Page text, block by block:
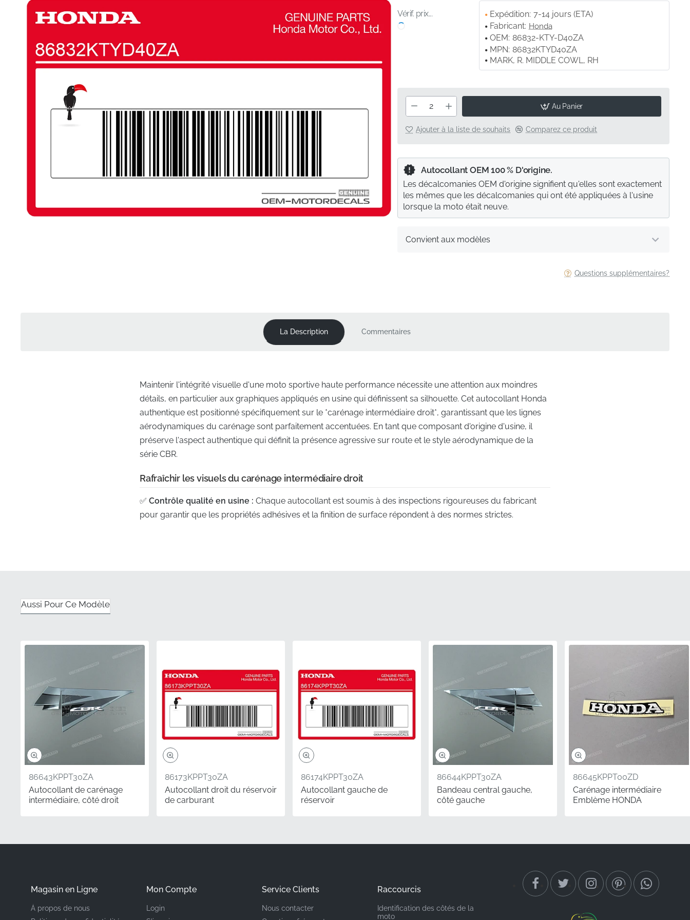
Vérif. prix... Expédition: 7-14 jours (ETA)
Fabricant: Honda
OEM: 86832-KTY-D40ZA
MPN: 86832KTYD40ZA
MARK, R. MIDDLE COWL, RH
Au Panier
Ajouter à la liste de souhaits Comparez ce produit
Questions supplémentaires?
Convient aux modèles
Autocollant OEM 100 % D'origine.
Les décalcomanies OEM d'origine signifient qu'elles sont exactement
les mêmes que les décalcomanies qui ont été appliquées à l'usine
lorsque la moto était neuve.
La Description Commentaires
Maintenir l'intégrité visuelle d'une moto sportive haute performance nécessite une attention aux moindres
détails, en particulier aux graphiques appliqués en usine qui définissent sa silhouette. Cet autocollant Honda
authentique est positionné spécifiquement sur le *carénage intermédiaire droit*, garantissant que les lignes
aérodynamiques du carénage sont parfaitement accentuées. En tant que composant d'origine d'usine, il
préserve l'aspect authentique qui définit la présence agressive sur route et le style aérodynamique de la
série CBR.
Rafraîchir les visuels du carénage intermédiaire droit
✅ Contrôle qualité en usine : Chaque autocollant est soumis à des inspections rigoureuses du fabricant
pour garantir que les propriétés adhésives et la finition de surface répondent à des normes strictes.
d'usine, prête pour une installation immédiate sur votre machine.
Numéro de pièce (MPN) 86832KTYD40ZA
Fabricant Honda
Emplacement de montage Carénage intermédiaire droit*
Type Graphique
Matériau Autocollant vinyle
Saviez-vous que ?
Aussi Pour Ce Modèle
86643KPPT30ZA
Autocollant de carénage
intermédiaire, côté droit
86173KPPT30ZA
Autocollant droit du réservoir
de carburant
86174KPPT30ZA
Autocollant gauche de
réservoir
86644KPPT30ZA
Bandeau central gauche,
côté gauche
86645KPPT00ZD
Carénage intermédiaire
Emblème HONDA
Magasin en Ligne
À propos de nous
Mon Compte
Login
Service Clients
Nous contacter
Raccourcis
Identification des côtés de la
moto